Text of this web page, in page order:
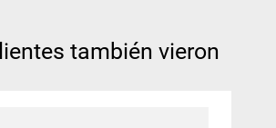
también vieron